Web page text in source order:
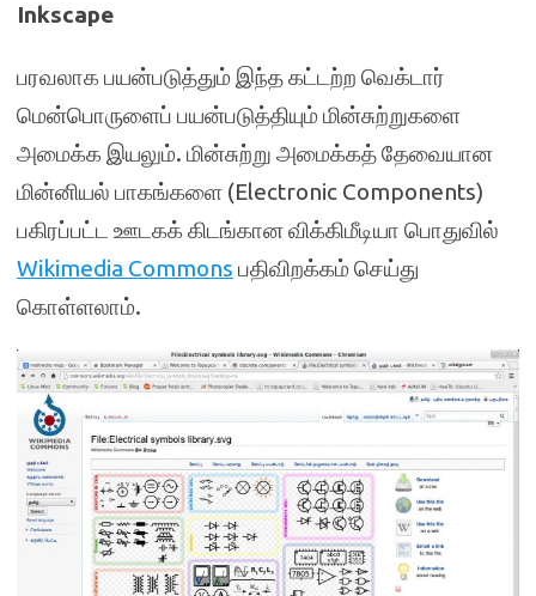
Inkscape
பரவலாக பயன்படுத்தும் இந்த கட்டற்ற வெக்டார்
மென்பொருளைப் பயன்படுத்தியும் மின்சுற்றுகளை
அமைக்க இயலும். மின்சுற்று அமைக்கத் தேவையான
மின்னியல் பாகங்களை (Electronic Components)
பகிரப்பட்ட ஊடகக் கிடங்கான விக்கிமீடியா பொதுவில்
Wikimedia Commons பதிவிறக்கம் செய்து
கொள்ளலாம்.